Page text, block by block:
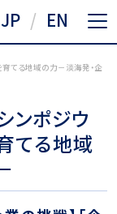
JP EN
育てる地域の力－淡海発・企
ンポジウ
てる地域